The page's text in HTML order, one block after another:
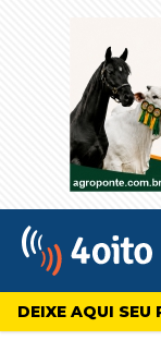
4oito
DEIXE AQUI SEU